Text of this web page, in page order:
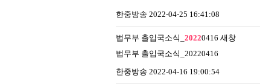
한중방송 2022-04-25 16:41:08
법무부 출입국소식_ 20220416 새창
법무부 출입국소식_20220416
한중방송 2022-04-16 19:00:54